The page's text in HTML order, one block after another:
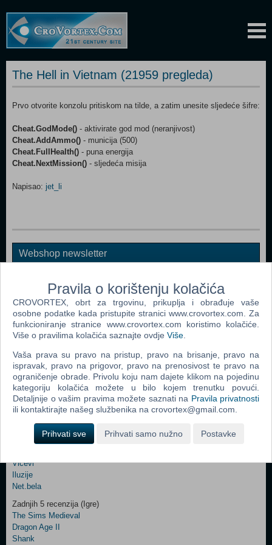
The Hell in Vietnam (21959 pregleda)
Prvo otvorite konzolu pritiskom na tilde, a zatim unesite sljedeće šifre:
Cheat.GodMode() - aktivirate god mod (neranjivost)
Cheat.AddAmmo() - municija (500)
Cheat.FullHealth() - puna energija
Cheat.NextMission() - sljedeća misija
Napisao: jet_li
Webshop newsletter
Vaš email
Control
Field
One
Newsletter
Field
Two
Newsletter
Control
Prijavi me Odjava
Zabava
Vicevi
Iluzije
Net.bela
Zadnjih 5 recenzija (Igre)
The Sims Medieval
Dragon Age II
Shank
Pravila o korištenju kolačića
CROVORTEX, obrt za trgovinu, prikuplja i obrađuje vaše
osobne podatke kada pristupite stranici www.crovortex.com. Za
funkcioniranje stranice www.crovortex.com koristimo kolačiće.
Više o pravilima kolačića saznajte ovdje Više
Vaša prava su pravo na pristup, pravo na brisanje, pravo na
ispravak, pravo na prigovor, pravo na prenosivost te pravo na
ograničenje obrade. Privolu koju nam dajete klikom na pojedinu
kategoriju kolačića možete u bilo kojem trenutku povući.
Detaljnije o vašim pravima možete saznati na Pravila privatnosti
ili kontaktirajte našeg službenika na crovortex@gmail.com.
Prihvati sve Prihvati samo nužno Postavke